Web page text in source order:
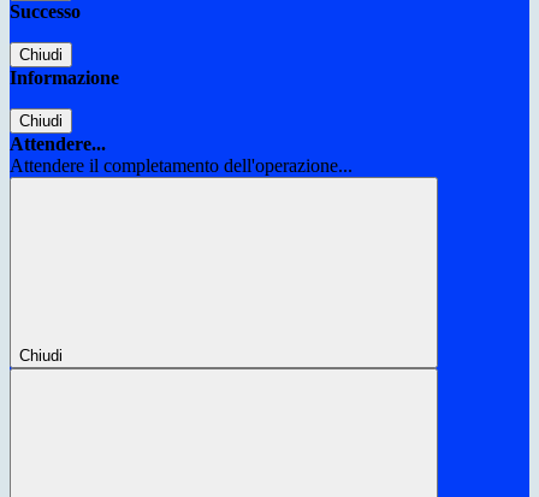
Successo
Chiudi
Informazione
Chiudi
Attendere...
Attendere il completamento dell'operazione...
Chiudi